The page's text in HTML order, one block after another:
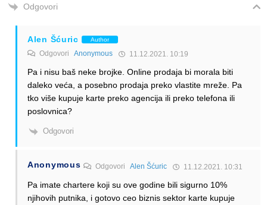
Odgovori
Alen Šćuric Author
Odgovori Anonymous 11.12.2021. 10:19
Pa i nisu baš neke brojke. Online prodaja bi morala biti
daleko veća, a posebno prodaja preko vlastite mreže. Pa
tko više kupuje karte preko agencija ili preko telefona ili
poslovnica?
Odgovori
Anonymous OdgovoriAlen Šćuric 11.12.2021. 10:31
Pa imate chartere koji su ove godine bili sigurno 10%
njihovih putnika, i gotovo ceo biznis sektor karte kupuje